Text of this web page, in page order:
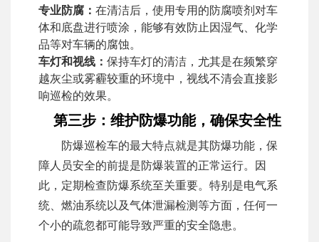
专业防腐： 在清洁后，使用专用的防腐喷剂对车
体和底盘进行喷涂，能够有效防止因湿气、化学
品等对车辆的腐蚀。
车灯和视线： 保持车灯的清洁，尤其是在频繁穿
越灰尘或雾霾较重的环境中，视线不清会直接影
响巡检的效果。
第三步：维护防爆功能，确保安全性
防爆巡检车的最大特点就是其防爆功能，保
障人员安全的前提是防爆装置的正常运行。因
此，定期检查防爆系统至关重要。特别是电气系
统、燃油系统以及气体泄漏检测等方面，任何一
个小的疏忽都可能导致严重的安全隐患。